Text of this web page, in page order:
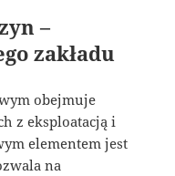
–
zakładu
obejmuje
z eksploatacją i
elementem jest
na